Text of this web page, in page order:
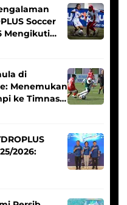
Soccer
Mengikuti
di
Menemukan
ke Timnas
2026: